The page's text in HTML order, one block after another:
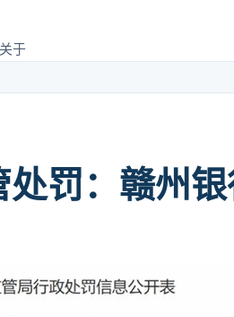
关于
罚：赣州